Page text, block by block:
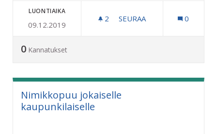
LUONTIAIKA
09.12.2019
2 2 SEURAAJAA
SEURAA 0
0 Kannatukset
Nimikkopuu jokaiselle
kaupunkilaiselle